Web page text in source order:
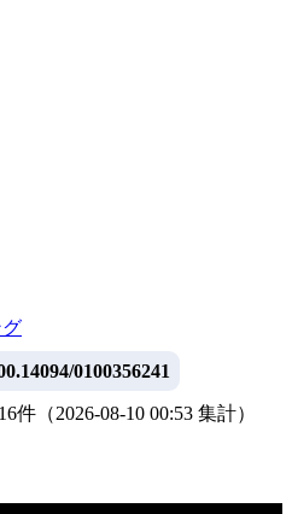
0100356241
16件 （2026-08-10 00:53 集計）